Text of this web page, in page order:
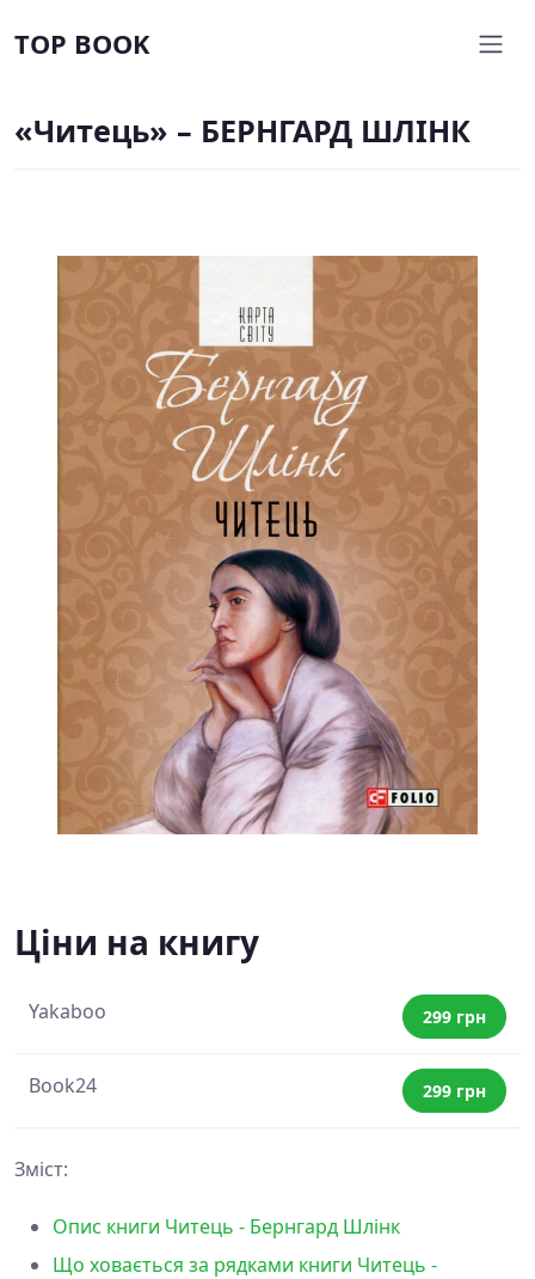
TOP BOOK
«Читець» – БЕРНГАРД ШЛІНК
Ціни на книгу
Yakaboo 299 грн
Book24 299 грн
Зміст:
Опис книги Читець - Бернгард Шлінк
Що ховається за рядками книги Читець -